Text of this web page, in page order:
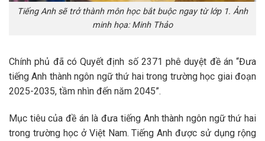
Tiếng Anh sẽ trở thành môn học bắt buộc ngay từ lớp 1. Ảnh
minh họa: Minh Thảo
Chính phủ đã có Quyết định số 2371 phê duyệt đề án “Đưa
tiếng Anh thành ngôn ngữ thứ hai trong trường học giai đoạn
2025-2035, tầm nhìn đến năm 2045”.
Mục tiêu của đề án là đưa tiếng Anh thành ngôn ngữ thứ hai
trong trường học ở Việt Nam. Tiếng Anh được sử dụng rộng